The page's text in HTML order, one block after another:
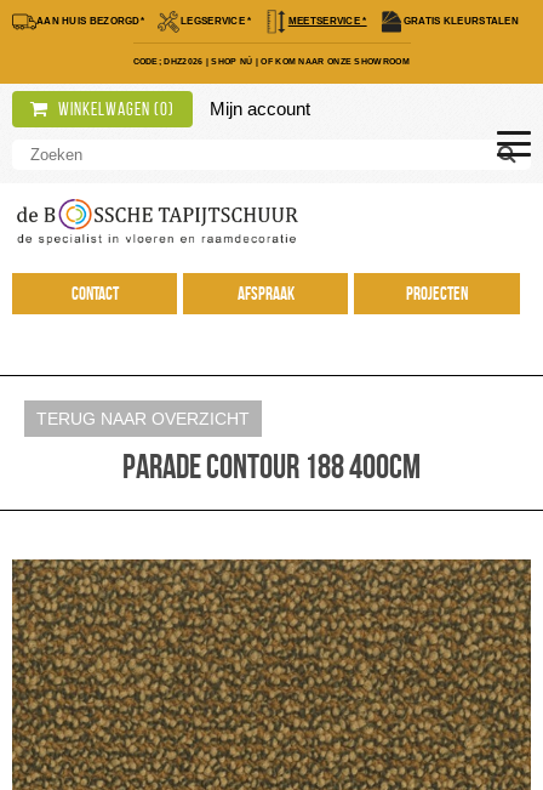
AAN HUIS BEZORGD* LEGSERVICE * MEETSERVICE * GRATIS KLEURSTALEN
CODE; DHZ2026 |SHOP NÚ |OF KOM NAAR ONZE SHOWROOM
Winkelwagen (0) Mijn account
Contact Afspraak Projecten
TERUG NAAR OVERZICHT
Parade Contour 188 400cm